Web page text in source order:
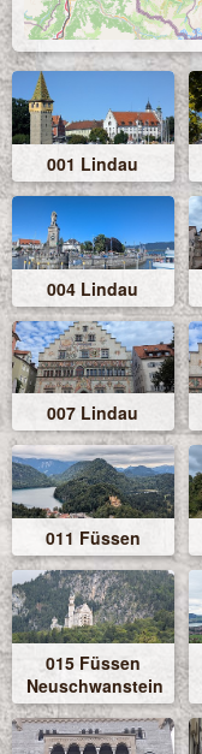
001 Lindau
004 Lindau
007 Lindau
011 Füssen
015 Füssen
Neuschwanstein